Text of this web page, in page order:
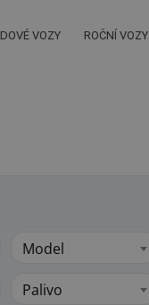
VOZY ROČNÍ VOZY
Model
Palivo